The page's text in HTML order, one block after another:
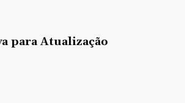
para Atualização